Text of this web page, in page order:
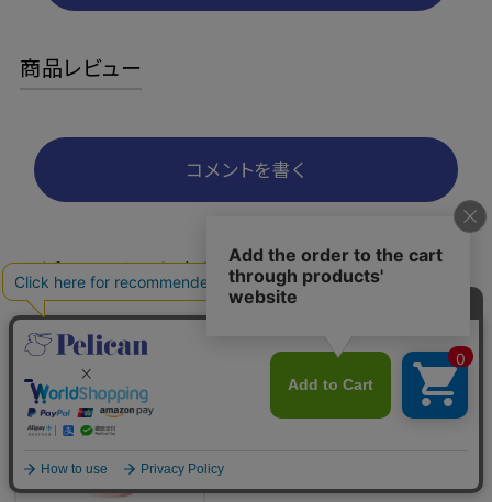
商品レビュー
コメントを書く
最近チェックした商品